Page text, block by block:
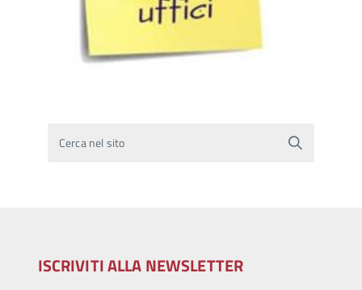
Cerca nel sito
ISCRIVITI ALLA NEWSLETTER